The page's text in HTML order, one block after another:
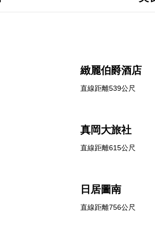
緻麗伯爵酒店
直線距離539公尺
真岡大旅社
直線距離615公尺
日居圖南
直線距離756公尺